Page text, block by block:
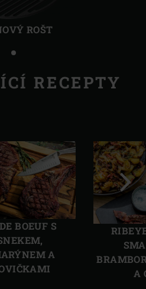
ROŠT
RECEPTY
BOEUF S
A
A
Další